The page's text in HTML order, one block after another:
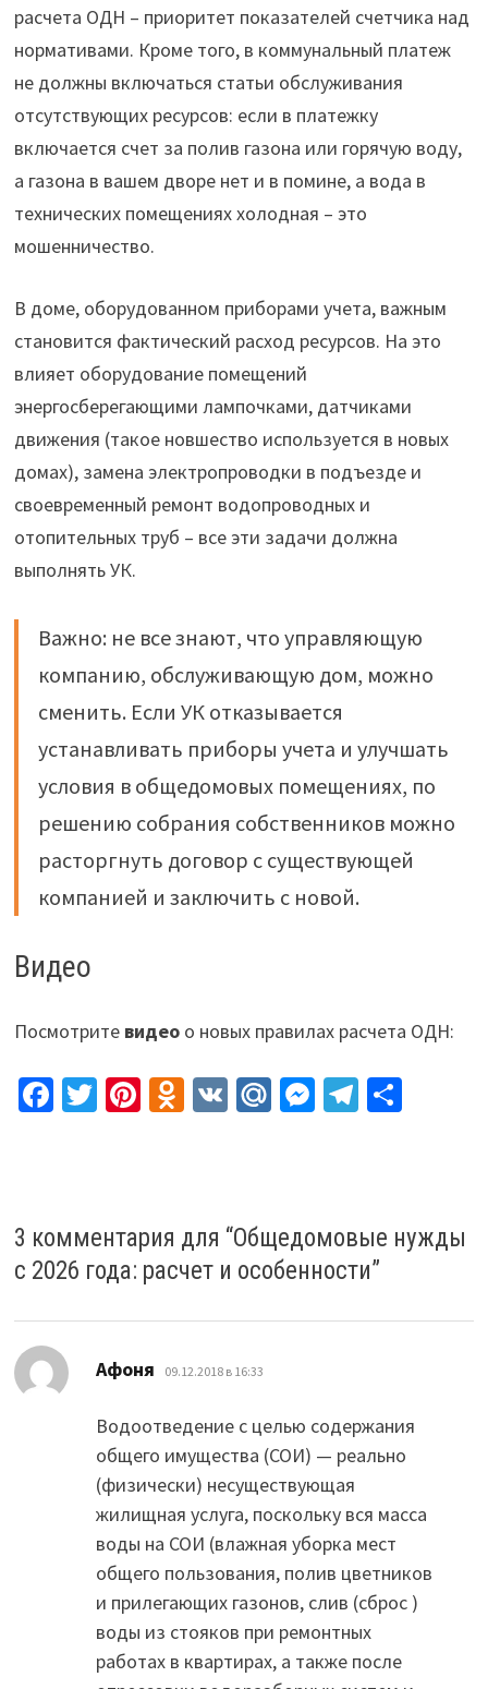
расчета ОДН – приоритет показателей счетчика над
нормативами. Кроме того, в коммунальный платеж
не должны включаться статьи обслуживания
отсутствующих ресурсов: если в платежку
включается счет за полив газона или горячую воду,
а газона в вашем дворе нет и в помине, а вода в
технических помещениях холодная – это
мошенничество.
В доме, оборудованном приборами учета, важным
становится фактический расход ресурсов. На это
влияет оборудование помещений
энергосберегающими лампочками, датчиками
движения (такое новшество используется в новых
домах), замена электропроводки в подъезде и
своевременный ремонт водопроводных и
отопительных труб – все эти задачи должна
выполнять УК.
Важно: не все знают, что управляющую
компанию, обслуживающую дом, можно
сменить. Если УК отказывается
устанавливать приборы учета и улучшать
условия в общедомовых помещениях, по
решению собрания собственников можно
расторгнуть договор с существующей
компанией и заключить с новой.
Видео
Посмотрите видеоо новых правилах расчета ОДН:
Fa
o
k
T Pi
t
O
kl
as
V M
u
M
ge
r
Te
m
О
а
3 комментария для “Общедомовые нужды
с 2026 года: расчет и особенности”
Афоня 09.12.2018 в 16:33
Водоотведение с целью содержания
общего имущества (СОИ) — реально
(физически) несуществующая
жилищная услуга, поскольку вся масса
воды на СОИ (влажная уборка мест
общего пользования, полив цветников
и прилегающих газонов, слив (сброс )
воды из стояков при ремонтных
работах в квартирах, а также после